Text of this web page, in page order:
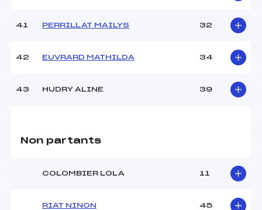
41 PERRILLAT MAILYS 32
42 EUVRARD MATHILDA 34
43 HUDRY ALINE 39
Non partants
COLOMBIER LOLA 11
RIAT NINON 45